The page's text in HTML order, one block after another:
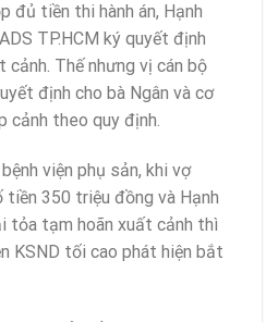
đủ tiền thi hành án, Hạnh
TP.HCM ký quyết định
Thế nhưng vị cán bộ
định cho bà Ngân và cơ
cảnh theo quy định.
viện phụ sản, khi vợ
tiền 350 triệu đồng và Hạnh
tỏa tạm hoãn xuất cảnh thì
KSND tối cao phát hiện bắt